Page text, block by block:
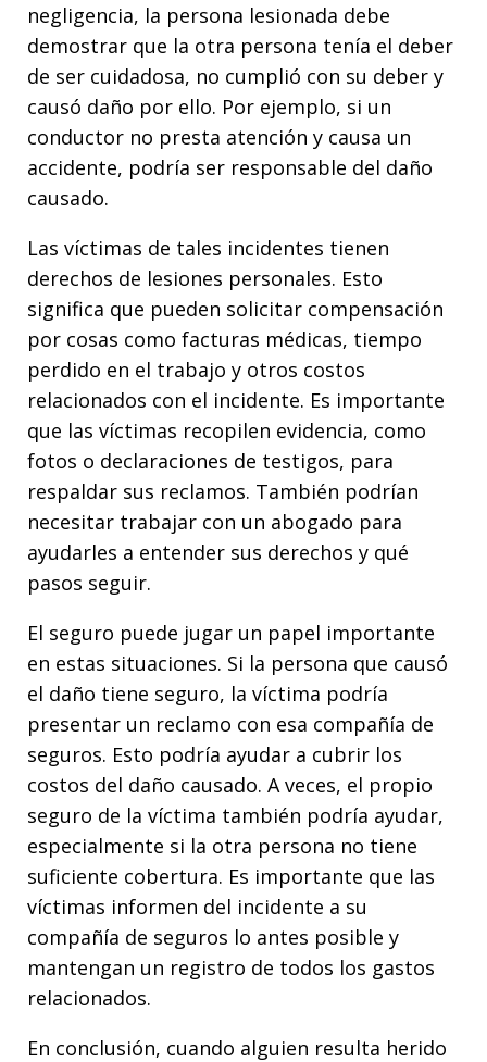
negligencia, la persona lesionada debe
demostrar que la otra persona tenía el deber
de ser cuidadosa, no cumplió con su deber y
causó daño por ello. Por ejemplo, si un
conductor no presta atención y causa un
accidente, podría ser responsable del daño
causado.
Las víctimas de tales incidentes tienen
derechos de lesiones personales. Esto
significa que pueden solicitar compensación
por cosas como facturas médicas, tiempo
perdido en el trabajo y otros costos
relacionados con el incidente. Es importante
que las víctimas recopilen evidencia, como
fotos o declaraciones de testigos, para
respaldar sus reclamos. También podrían
necesitar trabajar con un abogado para
ayudarles a entender sus derechos y qué
pasos seguir.
El seguro puede jugar un papel importante
en estas situaciones. Si la persona que causó
el daño tiene seguro, la víctima podría
presentar un reclamo con esa compañía de
seguros. Esto podría ayudar a cubrir los
costos del daño causado. A veces, el propio
seguro de la víctima también podría ayudar,
especialmente si la otra persona no tiene
suficiente cobertura. Es importante que las
víctimas informen del incidente a su
compañía de seguros lo antes posible y
mantengan un registro de todos los gastos
relacionados.
En conclusión, cuando alguien resulta herido